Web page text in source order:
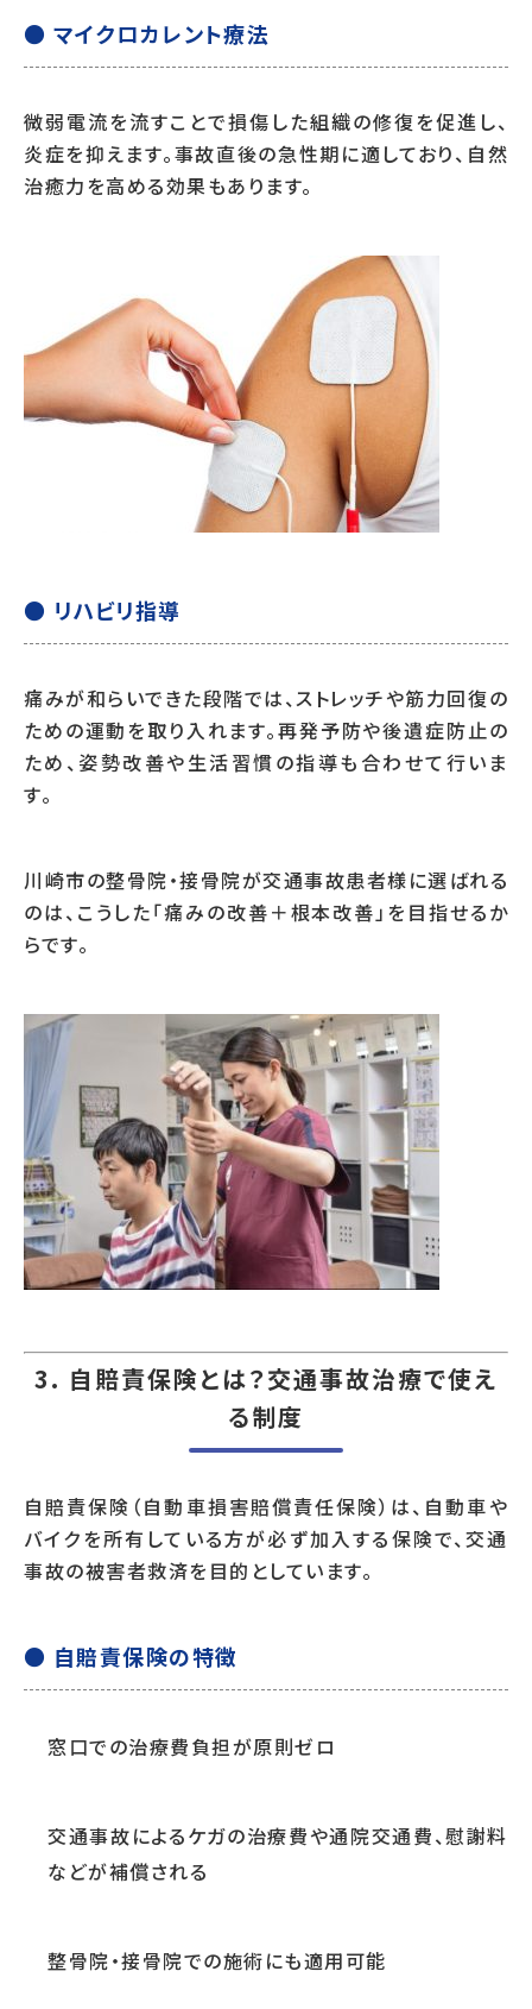
● マイクロカレント療法
微弱電流を流すことで損傷した組織の修復を促進し、
炎症を抑えます。事故直後の急性期に適しており、自然
治癒力を高める効果もあります。
● リハビリ指導
痛みが和らいできた段階では、ストレッチや筋力回復の
ための運動を取り入れます。再発予防や後遺症防止の
ため、姿勢改善や生活習慣の指導も合わせて行いま
す。
川崎市の整骨院・接骨院が交通事故患者様に選ばれる
のは、こうした「痛みの改善＋根本改善」を目指せるか
らです。
3. 自賠責保険とは？交通事故治療で使え
る制度
自賠責保険（自動車損害賠償責任保険）は、自動車や
バイクを所有している方が必ず加入する保険で、交通
事故の被害者救済を目的としています。
● 自賠責保険の特徴
窓口での治療費負担が原則ゼロ
交通事故によるケガの治療費や通院交通費、慰謝料
などが補償される
整骨院・接骨院での施術にも適用可能